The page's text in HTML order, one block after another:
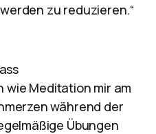
zu reduzieren.“
wie Meditation mir am
während der
Übungen